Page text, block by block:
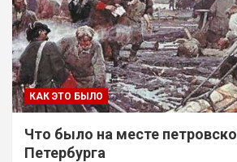
КАК ЭТО БЫЛО
Что было на месте
Петербурга